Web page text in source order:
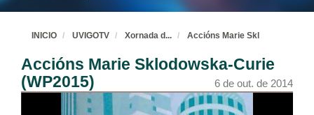
INICIO UVIGOTV Xornada d... Accións Marie Skl
Accións Marie Sklodowska-Curie
(WP2015)
6 de out. de 2014